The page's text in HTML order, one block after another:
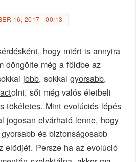
16, 2017 - 00:13
hogy miért is annyira
döngölte még a földbe az
jobb, sokkalgyorsabb,
olni, sőt még valós életbeli
tökéletes. Mint evolúciós lépés
jogosan elvárható lenne, hogy
és biztonságosabb
elődjét. Persze ha az evolúció